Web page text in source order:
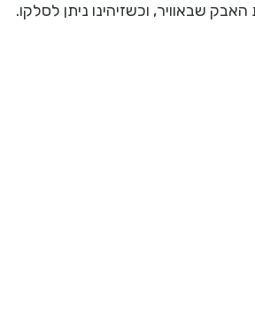
שבאוויר, וכשזיהינו ניתן לסלקו.